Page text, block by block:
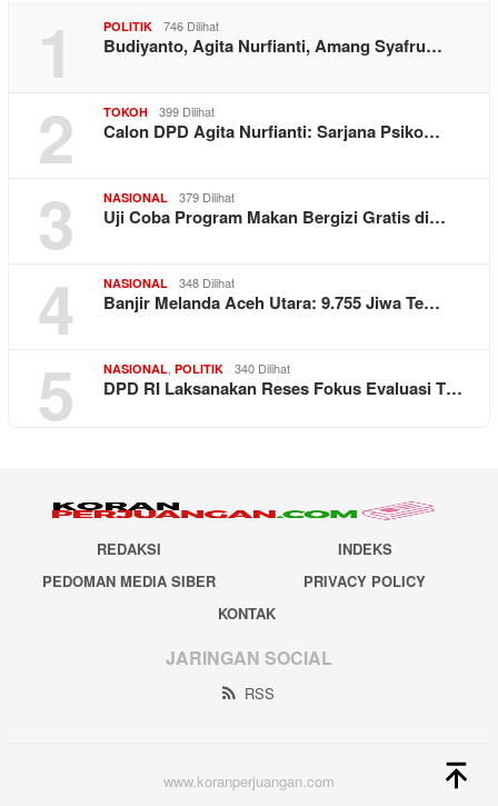
1 POLITIK 746 Dilihat
Budiyanto, Agita Nurfianti, Amang Syafru…
2 TOKOH 399 Dilihat
Calon DPD Agita Nurfianti: Sarjana Psiko…
3 NASIONAL 379 Dilihat
Uji Coba Program Makan Bergizi Gratis di…
4 NASIONAL 348 Dilihat
Banjir Melanda Aceh Utara: 9.755 Jiwa Te…
5 NASIONAL POLITIK 340 Dilihat
DPD RI Laksanakan Reses Fokus Evaluasi T…
REDAKSI
INDEKS
PEDOMAN MEDIA SIBER
PRIVACY POLICY
KONTAK
JARINGAN SOCIAL
RSS
www.koranperjuangan.com